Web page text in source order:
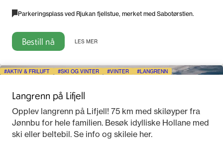
Parkeringsplass ved Rjukan fjellstue, merket med Sabotørstien.
Bestill nå LES MER
AKTIV & FRILUFT SKI OG VINTER VINTER LANGRENN
Langrenn på Lifjell
Opplev langrenn på Lifjell! 75 km med skiløyper fra
Jønnbu for hele familien. Besøk idylliske Hollane med
ski eller beltebil. Se info og skileie her.